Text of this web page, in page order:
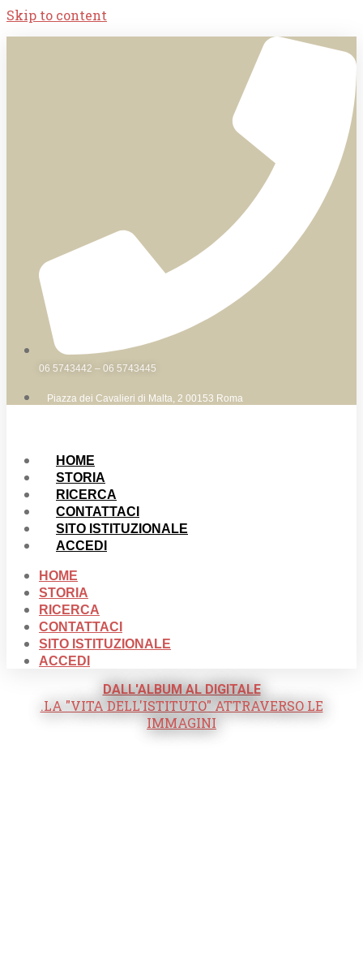
Skip to content
06 5743442 – 06 5743445
Piazza dei Cavalieri di Malta, 2 00153 Roma
HOME
STORIA
RICERCA
CONTATTACI
SITO ISTITUZIONALE
ACCEDI
HOME
STORIA
RICERCA
CONTATTACI
SITO ISTITUZIONALE
ACCEDI
DALL'ALBUM AL DIGITALE
.LA "VITA DELL'ISTITUTO" ATTRAVERSO LE
IMMAGINI